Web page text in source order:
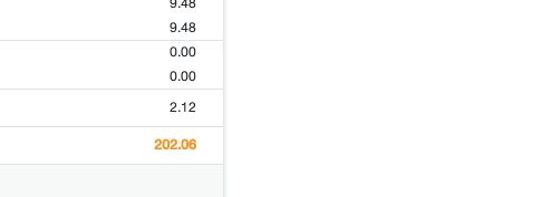
9.48
0.00
0.00
2.12
202.06